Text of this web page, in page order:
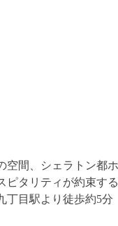
間、シェラトン都
タリティが約束す
丁目駅より徒歩約5分